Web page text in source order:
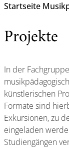
Startseite
Projekte
In der
künstlerischen
Formate sind
Exkursionen, zu
eingeladen
Studiengängen